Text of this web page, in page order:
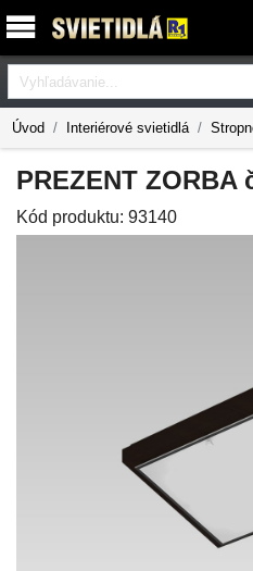
Vyhľadávanie
Úvod Interiérové svietidlá
PREZENT ZORBA
Kód produktu: 93140